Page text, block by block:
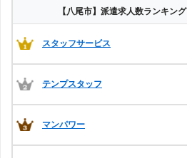
【八尾市】派遣求人数ランキング
スタッフサービス
テンプスタッフ
マンパワー